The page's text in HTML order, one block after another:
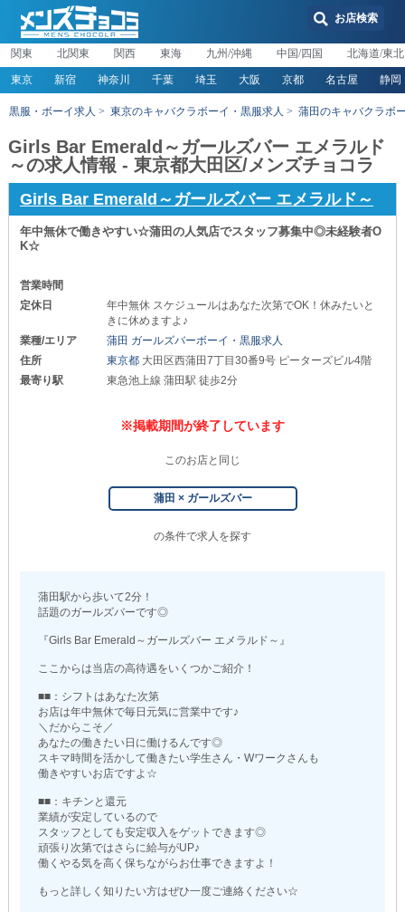
お店検索
関東 北関東 関西 東海 九州/沖縄 中国/四国 北海道/東北
東京 新宿 神奈川 千葉 埼玉 大阪 京都 名古屋 静岡
黒服・ボーイ求人 東京のキャバクラボーイ・黒服求人 蒲田のキャバクラボ
Girls Bar Emerald～ガールズバー エメラルド
～の求人情報 - 東京都大田区/メンズチョコラ
Girls Bar Emerald～ガールズバー エメラルド～
年中無休で働きやすい☆蒲田の人気店でスタッフ募集中◎未経験者O
K☆
営業時間
定休日
年中無休 スケジュールはあなた次第でOK！休みたいと
きに休めますよ♪
業種/エリア
蒲田 ガールズバーボーイ・黒服求人
住所
東京都 大田区西蒲田7丁目30番9号 ピーターズビル4階
最寄り駅
東急池上線 蒲田駅 徒歩2分
※掲載期間が終了しています
このお店と同じ
蒲田 × ガールズバー
の条件で求人を探す
蒲田駅から歩いて2分！
話題のガールズバーです◎
『Girls Bar Emerald～ガールズバー エメラルド～』
ここからは当店の高待遇をいくつかご紹介！
■■：シフトはあなた次第
お店は年中無休で毎日元気に営業中です♪
＼だからこそ／
あなたの働きたい日に働けるんです◎
スキマ時間を活かして働きたい学生さん・Wワークさんも
働きやすいお店ですよ☆
■■：キチンと還元
業績が安定しているので
スタッフとしても安定収入をゲットできます◎
頑張り次第ではさらに給与がUP♪
働くやる気を高く保ちながらお仕事できますよ！
もっと詳しく知りたい方はぜひ一度ご連絡ください☆